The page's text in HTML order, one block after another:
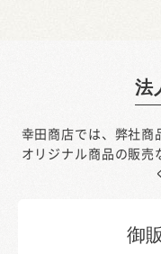
法
幸田商店では、弊社商
オリジナル商品の販売
御